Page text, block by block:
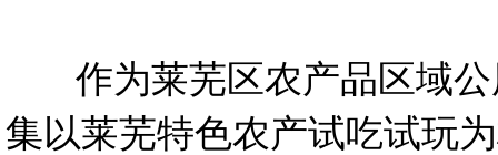
作为莱芜区农产品区域公
集以莱芜特色农产试吃试玩